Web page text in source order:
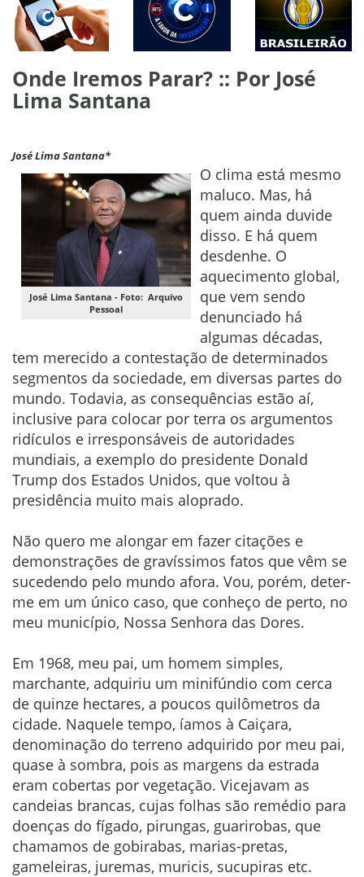
Onde Iremos Parar? :: Por José
Lima Santana
José Lima Santana*
José Lima Santana - Foto: Arquivo
Pessoal
O clima está mesmo
maluco. Mas, há
quem ainda duvide
disso. E há quem
desdenhe. O
aquecimento global,
que vem sendo
denunciado há
algumas décadas,
tem merecido a contestação de determinados
segmentos da sociedade, em diversas partes do
mundo. Todavia, as consequências estão aí,
inclusive para colocar por terra os argumentos
ridículos e irresponsáveis de autoridades
mundiais, a exemplo do presidente Donald
Trump dos Estados Unidos, que voltou à
presidência muito mais aloprado.
Não quero me alongar em fazer citações e
demonstrações de gravíssimos fatos que vêm se
sucedendo pelo mundo afora. Vou, porém, deter-
me em um único caso, que conheço de perto, no
meu município, Nossa Senhora das Dores.
Em 1968, meu pai, um homem simples,
marchante, adquiriu um minifúndio com cerca
de quinze hectares, a poucos quilômetros da
cidade. Naquele tempo, íamos à Caiçara,
denominação do terreno adquirido por meu pai,
quase à sombra, pois as margens da estrada
eram cobertas por vegetação. Vicejavam as
candeias brancas, cujas folhas são remédio para
doenças do fígado, pirungas, guarirobas, que
chamamos de gobirabas, marias-pretas,
gameleiras, juremas, muricis, sucupiras etc.